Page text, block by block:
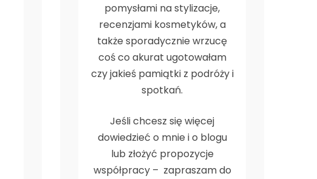
pomysłami na stylizacje,
recenzjami kosmetyków, a
także sporadycznie wrzucę
coś co akurat ugotowałam
czy jakieś pamiątki z podróży i
spotkań.
Jeśli chcesz się więcej
dowiedzieć o mnie i o blogu
lub złożyć propozycje
współpracy – zapraszam do